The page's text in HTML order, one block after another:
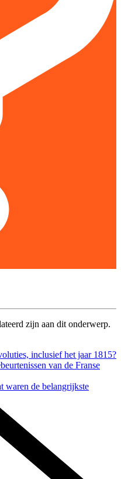
zijn aan dit onderwerp.
inclusief het jaar 1815?
van de Franse
waren de belangrijkste